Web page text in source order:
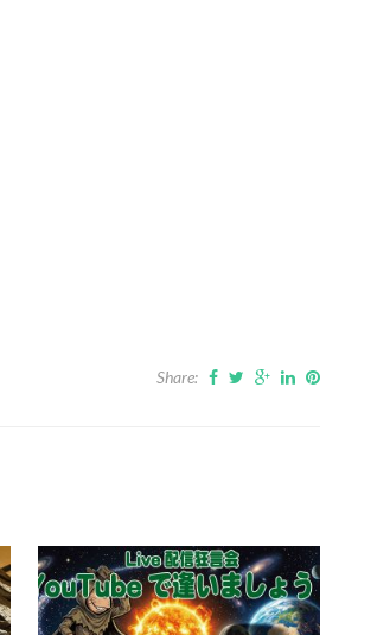
Share: